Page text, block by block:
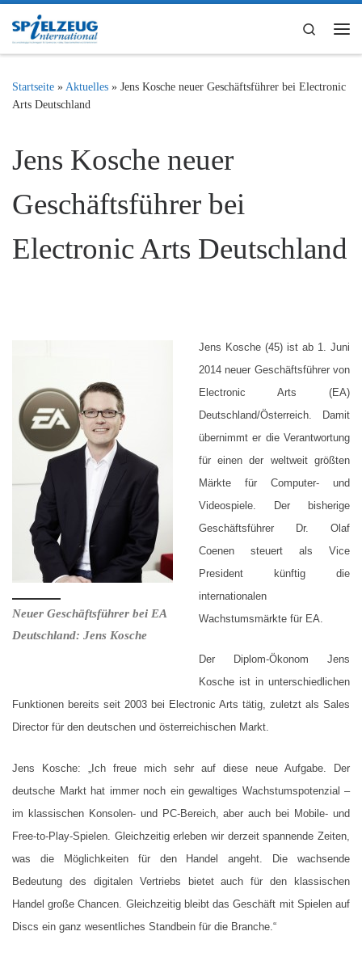
Zum Inhalt springen
Search
Startseite » Aktuelles » Jens Kosche neuer Geschäftsführer bei Electronic
Arts Deutschland
Jens Kosche neuer
Geschäftsführer bei
Electronic Arts Deutschland
Neuer Geschäftsführer bei EA
Deutschland: Jens Kosche
Jens Kosche (45) ist ab 1. Juni
2014 neuer Geschäftsführer von
Electronic Arts (EA)
Deutschland/Österreich. Damit
übernimmt er die Verantwortung
für einen der weltweit größten
Märkte für Computer- und
Videospiele. Der bisherige
Geschäftsführer Dr. Olaf
Coenen steuert als Vice
President künftig die
internationalen
Wachstumsmärkte für EA.
Der Diplom-Ökonom Jens
Kosche ist in unterschiedlichen
Funktionen bereits seit 2003 bei Electronic Arts tätig, zuletzt als Sales
Director für den deutschen und österreichischen Markt.
Jens Kosche: „Ich freue mich sehr auf diese neue Aufgabe. Der
deutsche Markt hat immer noch ein gewaltiges Wachstumspotenzial –
im klassischen Konsolen- und PC-Bereich, aber auch bei Mobile- und
Free-to-Play-Spielen. Gleichzeitig erleben wir derzeit spannende Zeiten,
was die Möglichkeiten für den Handel angeht. Die wachsende
Bedeutung des digitalen Vertriebs bietet auch für den klassischen
Handel große Chancen. Gleichzeitig bleibt das Geschäft mit Spielen auf
Discs ein ganz wesentliches Standbein für die Branche.“